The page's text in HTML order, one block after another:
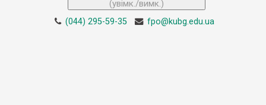
(увімк./вимк.)
(044) 295-59-35 fpo@kubg.edu.ua